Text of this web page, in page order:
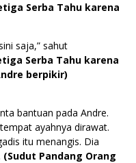
Serba Tahu karena
saja,” sahut
Serba Tahu karena
berpikir)
bantuan pada Andre.
ayahnya dirawat.
itu menangis. Dia
(Sudut Pandang Orang